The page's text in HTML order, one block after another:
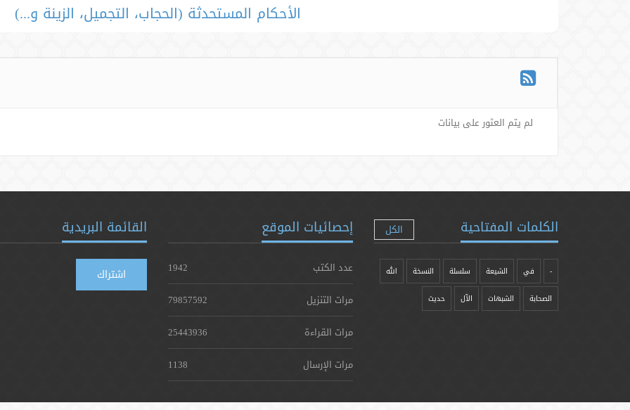
الأحكام المستحدثة (الحجاب، التجميل، الزينة و...)
لم يتم العثور على بيانات
الكلمات المفتاحية الكل
- في الشيعة سلسلة النسخة الله
الصحابة الشبهات الآل حدیث
إحصائيات الموقع
عدد الكتب
1942
مرات التنزيل
79857592
مرات القراءة
25443936
مرات الإرسال
1138
القائمة البريدية
اشتراك